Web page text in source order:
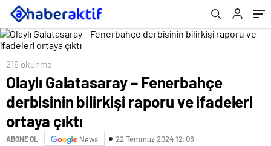
216 okunma
Olaylı Galatasaray – Fenerbahçe
derbisinin bilirkişi raporu ve ifadeleri
ortaya çıktı
ABONE OL News 22 Temmuz 2024 12:06